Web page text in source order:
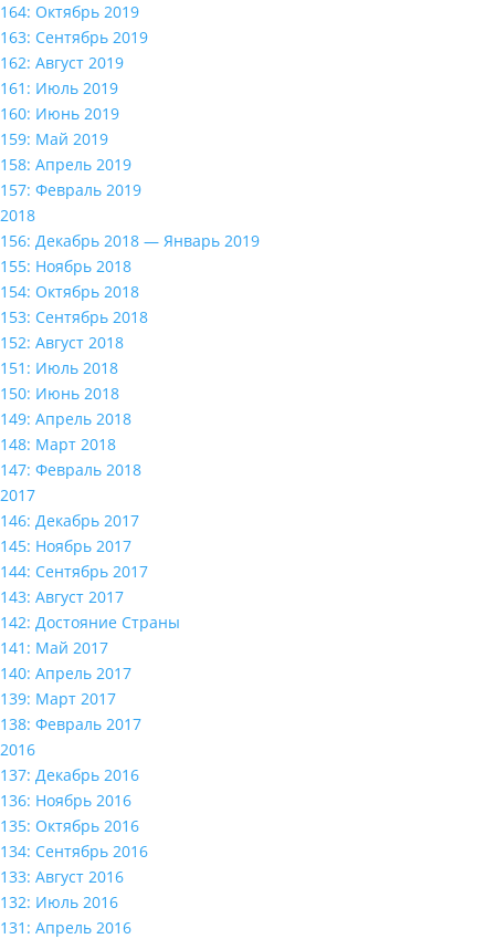
164: Октябрь 2019
163: Сентябрь 2019
162: Август 2019
161: Июль 2019
160: Июнь 2019
159: Май 2019
158: Апрель 2019
157: Февраль 2019
2018
156: Декабрь 2018 — Январь 2019
155: Ноябрь 2018
154: Октябрь 2018
153: Сентябрь 2018
152: Август 2018
151: Июль 2018
150: Июнь 2018
149: Апрель 2018
148: Март 2018
147: Февраль 2018
2017
146: Декабрь 2017
145: Ноябрь 2017
144: Сентябрь 2017
143: Август 2017
142: Достояние Страны
141: Май 2017
140: Апрель 2017
139: Март 2017
138: Февраль 2017
2016
137: Декабрь 2016
136: Ноябрь 2016
135: Октябрь 2016
134: Сентябрь 2016
133: Август 2016
132: Июль 2016
131: Апрель 2016